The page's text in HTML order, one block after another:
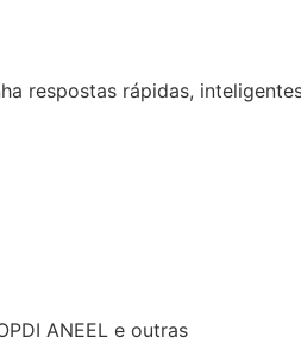
respostas rápidas,
ANEEL e outras